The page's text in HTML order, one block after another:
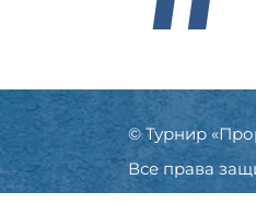
© Турнир
Все права